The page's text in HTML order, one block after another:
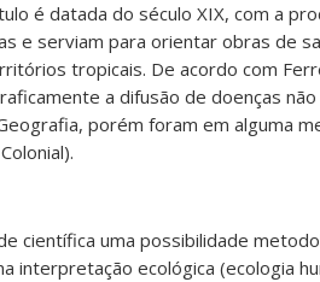
é datada do século XIX, com a
e serviam para orientar obras de
tropicais. De acordo com
a difusão de doenças
porém foram em alguma
científica uma possibilidade
interpretação ecológica (ecologia